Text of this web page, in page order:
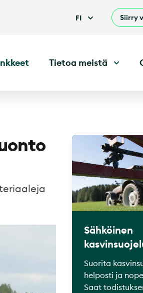
FI Siirry
Tietoa meistä
Sähköinen
Suorita
helposti ja
Saat